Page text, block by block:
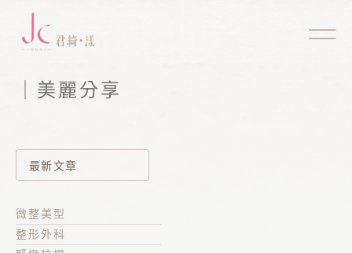
｜美麗分享
最新文章
微整美型
整形外科